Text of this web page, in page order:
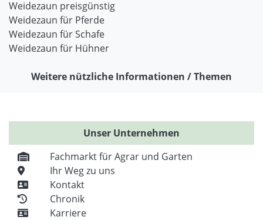
Weidezaun preisgünstig
Weidezaun für Pferde
Weidezaun für Schafe
Weidezaun für Hühner
Weitere nützliche Informationen / Themen
Unser Unternehmen
Fachmarkt für Agrar und Garten
Ihr Weg zu uns
Kontakt
Chronik
Karriere